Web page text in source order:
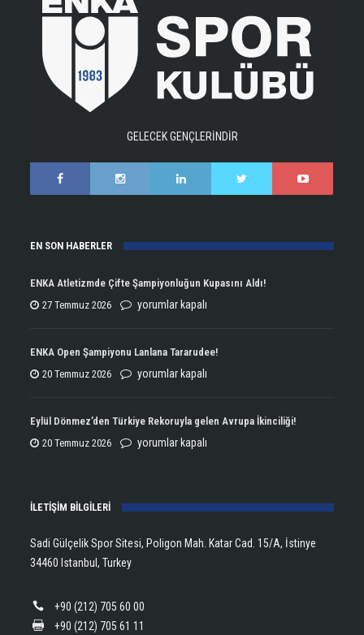
GELECEK GENÇLERİNDİR
EN SON HABERLER
ENKA Atletizmde Çifte Şampiyonluğun Kupasını Aldı!
27 Temmuz 2026
ENKA
Çifte
Şampiyonluğun
yorumlar kapalı
ENKA Open Şampiyonu Lanlana Tararudee!
20 Temmuz 2026
ENKA
Şampiyonu
Lanlana
yorumlar kapalı
Eylül Dönmez’den Türkiye Rekoruyla gelen Avrupa İkinciliği!
20 Temmuz 2026
Eylül
Rekoruyla
Avrupa
yorumlar kapalı
İLETİŞİM BİLGİLERİ
Sadi Gülçelik Spor Sitesi, Poligon Mah. Katar Cad. 15/A, İstinye
34460 Istanbul, Turkey
+90 (212) 705 60 00
+90 (212) 705 61 11